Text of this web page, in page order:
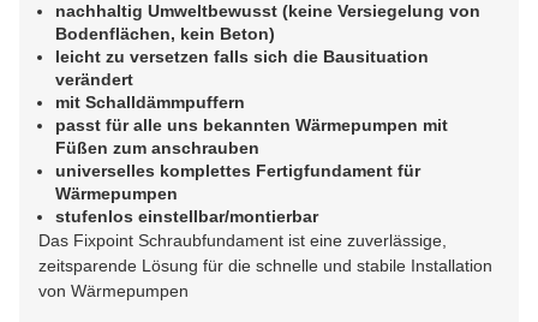
nachhaltig Umweltbewusst (keine Versiegelung von
Bodenflächen, kein Beton)
leicht zu versetzen falls sich die Bausituation
verändert
mit Schalldämmpuffern
passt für alle uns bekannten Wärmepumpen mit
Füßen zum anschrauben
universelles komplettes Fertigfundament für
Wärmepumpen
stufenlos einstellbar/montierbar
Das Fixpoint Schraubfundament ist eine zuverlässige,
zeitsparende Lösung für die schnelle und stabile Installation
von Wärmepumpen